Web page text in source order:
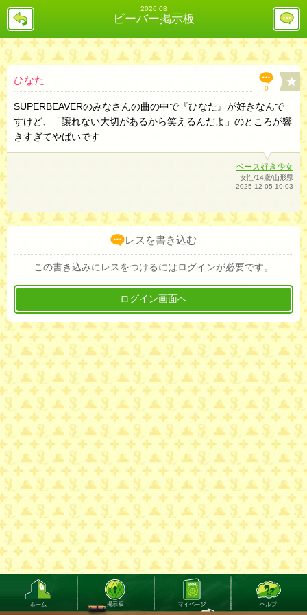
2026.08
ビーバー掲示板
戻
レ
投
稿
欄
0
ひなた
SUPERBEAVERのみなさんの曲の中で『ひなた』が好きなんで
すけど、「譲れない大切があるから笑えるんだよ」のところが響
きすぎてやばいです
ベース好き少女
女性/14歳/山形県
2025-12-05 19:03
レスを書き込む
この書き込みにレスをつけるにはログインが必要です。
ログイン画面へ